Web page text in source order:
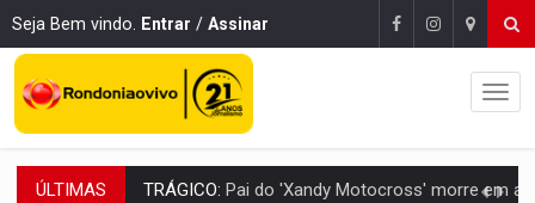
Seja Bem vindo. Entrar / Assinar
ÚLTIMAS VÍDEO:Motorista de caminhonete morre preso às ferragens em colisão